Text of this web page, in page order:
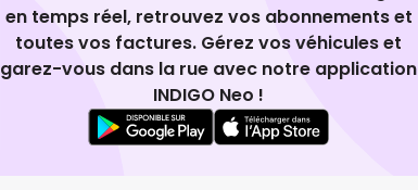
en temps réel, retrouvez vos abonnements et
toutes vos factures. Gérez vos véhicules et
garez-vous dans la rue avec notre application
INDIGO Neo !